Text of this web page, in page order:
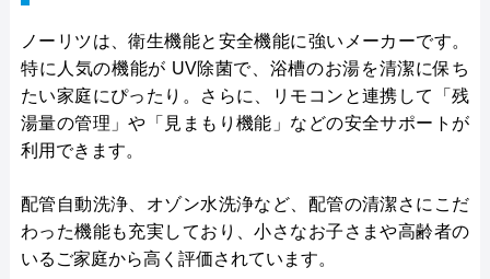
ノーリツは、衛生機能と安全機能に強いメーカーです。
特に人気の機能が UV除菌で、浴槽のお湯を清潔に保ち
たい家庭にぴったり。さらに、リモコンと連携して「残
湯量の管理」や「見まもり機能」などの安全サポートが
利用できます。
配管自動洗浄、オゾン水洗浄など、配管の清潔さにこだ
わった機能も充実しており、小さなお子さまや高齢者の
いるご家庭から高く評価されています。